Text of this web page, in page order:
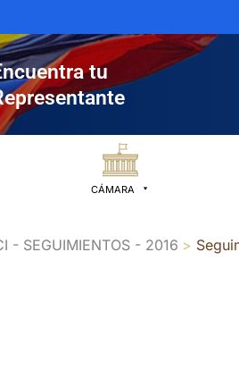
tu
CÁMARA
- SEGUIMIENTOS - 2016